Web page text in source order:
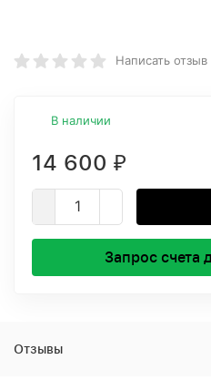
Написать отзыв
В наличии
14 600 ₽
Запрос счета
Отзывы